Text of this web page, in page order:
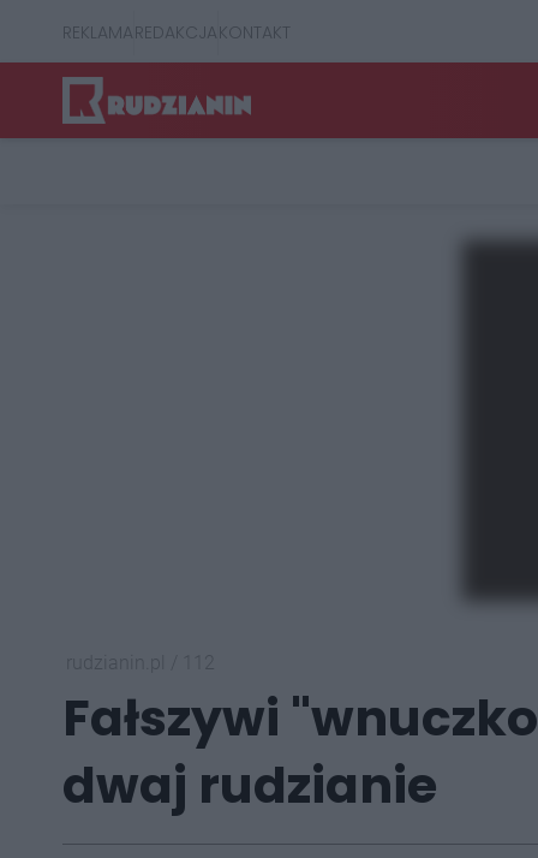
REKLAMAREDAKCJAKONTAKT
Fałszywi
dwaj rudzianie